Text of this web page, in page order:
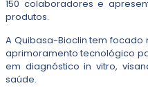
150 colaboradores e
produtos.
A Quibasa-Bioclin tem
aprimoramento tecnológico
em diagnóstico in vitro,
saúde.